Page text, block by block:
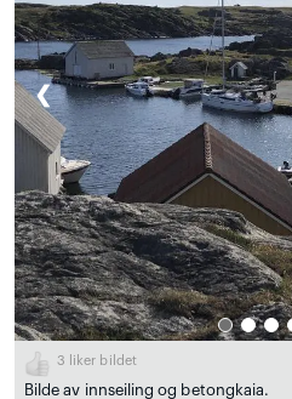
❮
3 liker bildet
Bilde av innseiling og betongkaia.